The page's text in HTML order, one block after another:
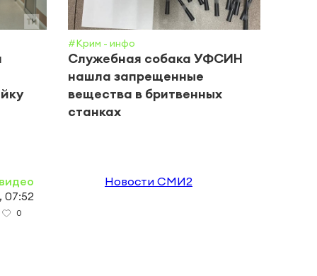
#Крим - инфо
Служебная собака УФСИН
нашла запрещенные
вещества в бритвенных
станках
07:52
0
Новости СМИ2